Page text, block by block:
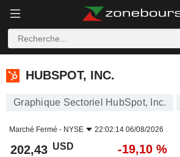
HUBSPOT, INC.
HUBSPOT, INC.
Graphique Sectoriel HubSpot, Inc.
Marché Fermé - NYSE 22:02:14 06/08/2026
202,43 USD -19,10 %